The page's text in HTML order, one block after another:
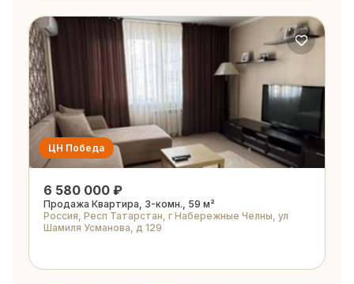
ЦН Победа
6 580 000 ₽
Продажа Квартира, 3-комн., 59 м²
Россия, Респ Татарстан, г Набережные Челны, ул
Шамиля Усманова, д 129